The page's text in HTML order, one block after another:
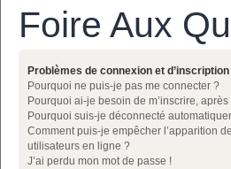
Foire Aux
Problèmes de connexion et d’inscription
Pourquoi ne puis-je pas me connecter ?
Pourquoi ai-je besoin de m’inscrire, après
Pourquoi suis-je déconnecté
Comment puis-je empêcher l’apparition
utilisateurs en ligne ?
J’ai perdu mon mot de passe !